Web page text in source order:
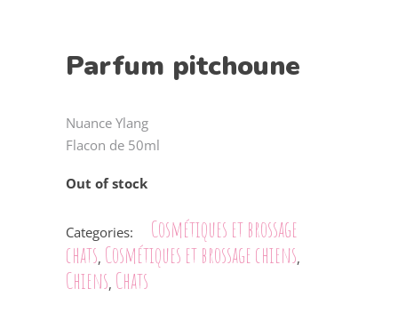
Parfum pitchoune
Nuance Ylang
Flacon de 50ml
Out of stock
Categories:
Cosmétiques et brossage
chats, Cosmétiques et brossage chiens,
Chiens, Chats